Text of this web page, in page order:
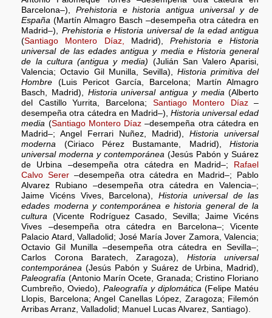
Barcelona–),Prehistoria e historia antigua universal y de
España (Martín Almagro Basch –desempeña otra cátedra en
Madrid–), Prehistoria e Historia universal de la edad antigua
(Santiago Montero Díaz, Madrid), Prehistoria e Historia
universal de las edades antigua y media e Historia general
de la cultura (antigua y media) (Julián San Valero Aparisi,
Valencia; Octavio Gil Munilla, Sevilla), Historia primitiva del
Hombre (Luis Pericot García, Barcelona; Martín Almagro
Basch, Madrid), Historia universal antigua y media (Alberto
del Castillo Yurrita, Barcelona; Santiago Montero Díaz–
desempeña otra cátedra en Madrid–), Historia universal edad
media (Santiago Montero Díaz –desempeña otra cátedra en
Madrid–; Angel Ferrari Nuñez, Madrid),Historia universal
moderna (Ciriaco Pérez Bustamante, Madrid),Historia
universal moderna y contemporánea (Jesús Pabón y Suárez
de Urbina –desempeña otra cátedra en Madrid–;
Rafael
Calvo Serer –desempeña otra cátedra en Madrid–; Pablo
Alvarez Rubiano –desempeña otra cátedra en Valencia–;
Jaime Vicéns Vives, Barcelona),Historia universal de las
edades moderna y contemporánea e historia general de la
cultura (Vicente Rodríguez Casado, Sevilla; Jaime Vicéns
Vives –desempeña otra cátedra en Barcelona–; Vicente
Palacio Atard, Valladolid; José María Jover Zamora, Valencia;
Octavio Gil Munilla –desempeña otra cátedra en Sevilla–;
Carlos Corona Baratech, Zaragoza), Historia universal
contemporánea (Jesús Pabón y Suárez de Urbina, Madrid),
Paleografía (Antonio Marín Ocete, Granada; Cristino Floriano
Cumbreño, Oviedo),Paleografía y diplomática (Felipe Matéu
Llopis, Barcelona; Angel Canellas López, Zaragoza; Filemón
Arribas Arranz, Valladolid; Manuel Lucas Alvarez, Santiago).